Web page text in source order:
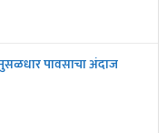
पावसाचा अंदाज